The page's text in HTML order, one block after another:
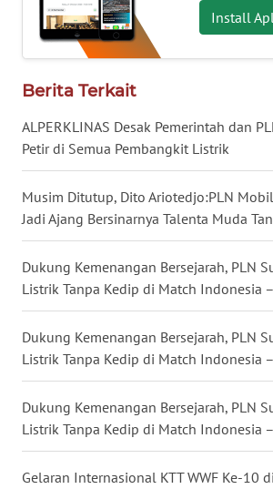
Install
Berita Terkait
ALPERKLINAS Desak Pemerintah dan
Petir di Semua Pembangkit Listrik
Musim Ditutup, Dito Ariotedjo:PLN
Jadi Ajang Bersinarnya Talenta Muda
Dukung Kemenangan Bersejarah, PLN
Listrik Tanpa Kedip di Match Indonesia
Dukung Kemenangan Bersejarah, PLN
Listrik Tanpa Kedip di Match Indonesia
Dukung Kemenangan Bersejarah, PLN
Listrik Tanpa Kedip di Match Indonesia
Gelaran Internasional KTT WWF Ke-10
WN
NUSANTARA
JOGJA
JATIM
WN
BALI
WN
KALBAR
WN
KALTENG
WN